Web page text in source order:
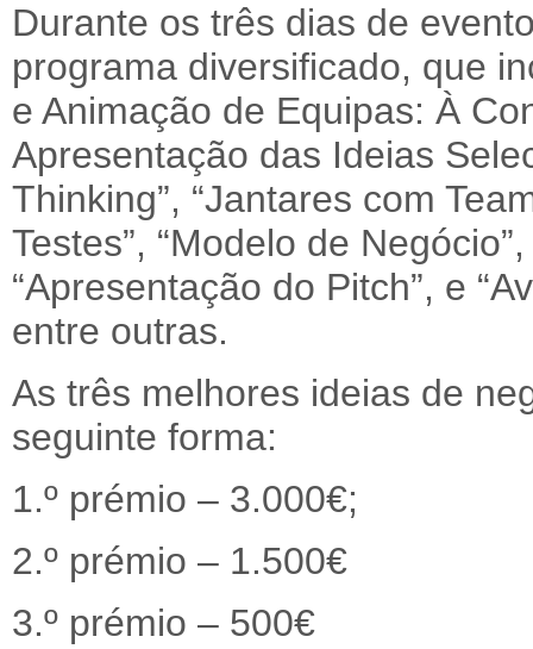
Durante os três dias de
programa diversificado, que
e Animação de Equipas: À
Apresentação das Ideias
Thinking”, “Jantares com
Testes”, “Modelo de
“Apresentação do Pitch”, e
entre outras.
As três melhores ideias de
seguinte forma:
1.º prémio – 3.000€;
2.º prémio – 1.500€
3.º prémio – 500€